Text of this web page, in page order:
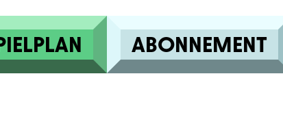
ABONNEMENT